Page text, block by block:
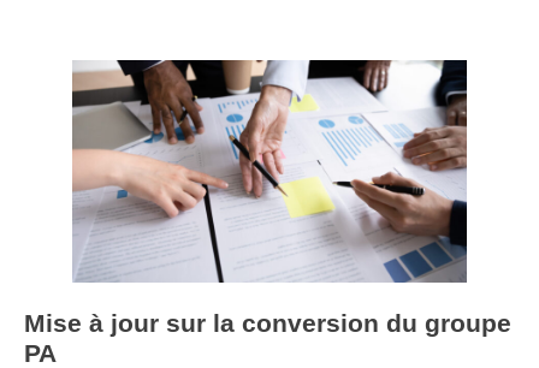
Mise à jour sur la conversion du groupe
PA